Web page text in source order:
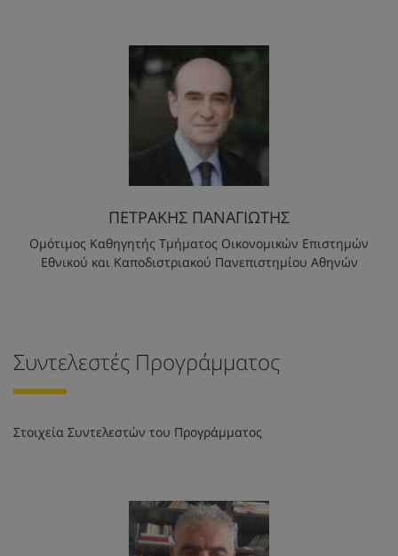
ΠΕΤΡΑΚΗΣ ΠΑΝΑΓΙΩΤΗΣ
Ομότιμος Καθηγητής Τμήματος Οικονομικών Επιστημών
Εθνικού και Καποδιστριακού Πανεπιστημίου Αθηνών
Συντελεστές Προγράμματος
Στοιχεία Συντελεστών του Προγράμματος